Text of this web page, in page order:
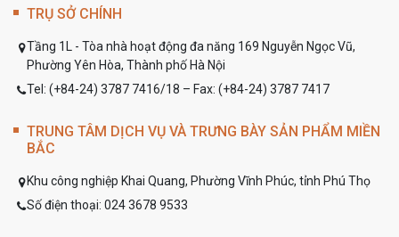
TRỤ SỞ CHÍNH
Tầng 1L - Tòa nhà hoạt động đa năng 169 Nguyễn Ngọc Vũ,
Phường Yên Hòa, Thành phố Hà Nội
Tel: (+84-24) 3787 7416/18 – Fax: (+84-24) 3787 7417
TRUNG TÂM DỊCH VỤ VÀ TRƯNG BÀY SẢN PHẨM MIỀN
BẮC
Khu công nghiệp Khai Quang, Phường Vĩnh Phúc, tỉnh Phú Thọ
Số điện thoại: 024 3678 9533